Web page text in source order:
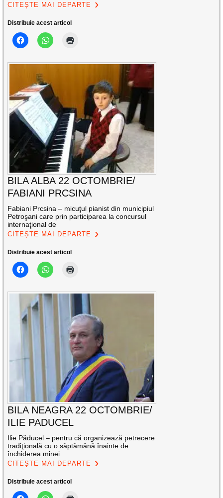
CITEȘTE MAI DEPARTE
Distribuie acest articol
BILA ALBA 22 OCTOMBRIE/
FABIANI PRCSINA
Fabiani Prcsina – micuţul pianist din municipiul
Petroşani care prin participarea la concursul
internaţional de
CITEȘTE MAI DEPARTE
Distribuie acest articol
BILA NEAGRA 22 OCTOMBRIE/
ILIE PADUCEL
Ilie Păducel – pentru că organizează petrecere
tradiţională cu o săptămână înainte de
închiderea minei
CITEȘTE MAI DEPARTE
Distribuie acest articol